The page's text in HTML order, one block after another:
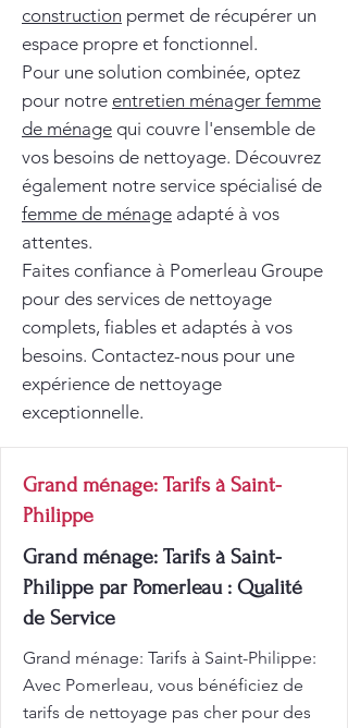
construction permet de récupérer un
espace propre et fonctionnel.
Pour une solution combinée, optez
pour notre entretien ménager femme
de ménage qui couvre l'ensemble de
vos besoins de nettoyage. Découvrez
également notre service spécialisé de
femme de ménage adapté à vos
attentes.
Faites confiance à Pomerleau Groupe
pour des services de nettoyage
complets, fiables et adaptés à vos
besoins. Contactez-nous pour une
expérience de nettoyage
exceptionnelle.
Grand ménage: Tarifs à Saint-
Philippe
Grand ménage: Tarifs à Saint-
Philippe par Pomerleau : Qualité
de Service
Grand ménage: Tarifs à Saint-Philippe:
Avec Pomerleau, vous bénéficiez de
tarifs de nettoyage pas cher pour des